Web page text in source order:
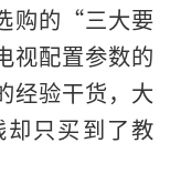
购的“三大要
视配置参数的
经验干货，大
只买到了教